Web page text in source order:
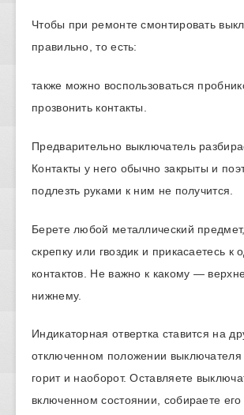
Чтобы при ремонте смонтировать
правильно, то есть:
также можно воспользоваться
прозвонить контакты.
Предварительно выключатель
Контакты у него обычно закрыты и
подлезть руками к ним не получится.
Берете любой металлический
скрепку или гвоздик и прикасаетесь к
контактов. Не важно к какому —
нижнему.
Индикаторная отвертка ставится на
отключенном положении выключателя
горит и наоборот. Оставляете
включенном состоянии, собираете его